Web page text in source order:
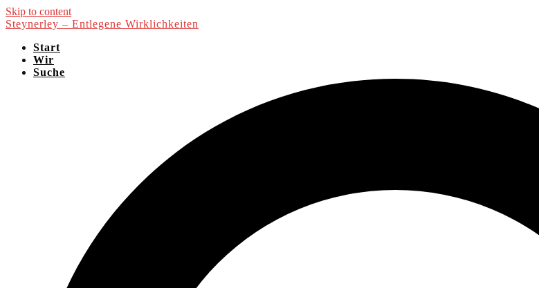
Skip to content
Steynerley – Entlegene Wirklichkeiten
Start
Wir
Suche